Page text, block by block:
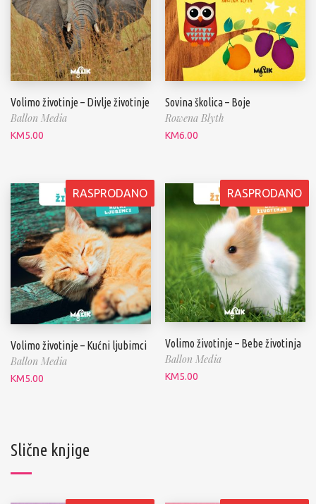
Volimo životinje – Divlje životinje
Ballon Media
KM5.00
Sovina školica – Boje
Rowena Blyth
KM6.00
RASPRODANO
Volimo životinje – Kućni ljubimci
Ballon Media
KM5.00
RASPRODANO
Volimo životinje – Bebe životinja
Ballon Media
KM5.00
Slične knjige